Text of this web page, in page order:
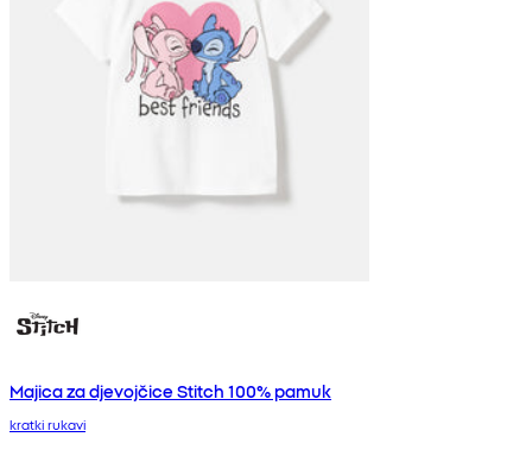
Majica za djevojčice Stitch 100% pamuk
kratki rukavi